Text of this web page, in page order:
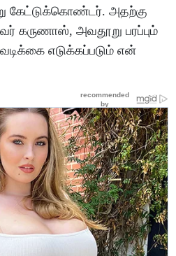
கேட்டுக்கொண்டர். அதற்கு
கருணாஸ், அவதூறு பரப்பும்
எடுக்கப்படும் என்